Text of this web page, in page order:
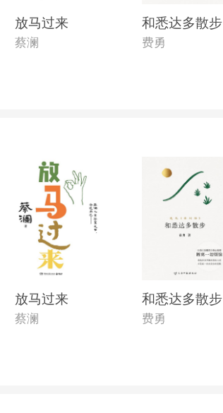
放马过来
蔡澜
和悉达多散步
费勇
放马过来
蔡澜
和悉达多散步
费勇